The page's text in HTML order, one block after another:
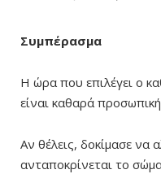
Συμπέρασμα
Η ώρα που επιλέγει ο
είναι καθαρά
Αν θέλεις, δοκίμασε να
ανταποκρίνεται το